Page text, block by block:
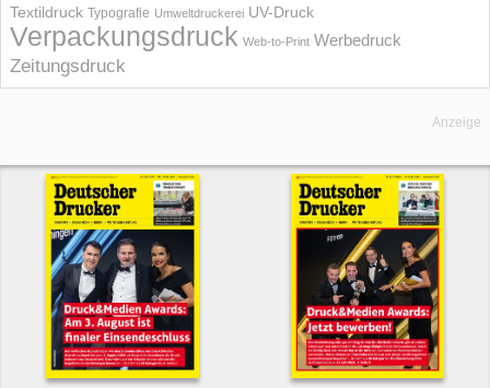
Textildruck Typografie Umweltdruckerei UV-Druck
Verpackungsdruck Web-to-Print Werbedruck
Zeitungsdruck
Anzeige